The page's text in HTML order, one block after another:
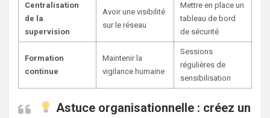
Centralisation
de la
supervision
Avoir une visibilité
sur le réseau
Mettre en place un
tableau de bord
de sécurité
Formation
continue
Maintenir la
vigilance humaine
Sessions
régulières de
sensibilisation
Astuce organisationnelle : créez un